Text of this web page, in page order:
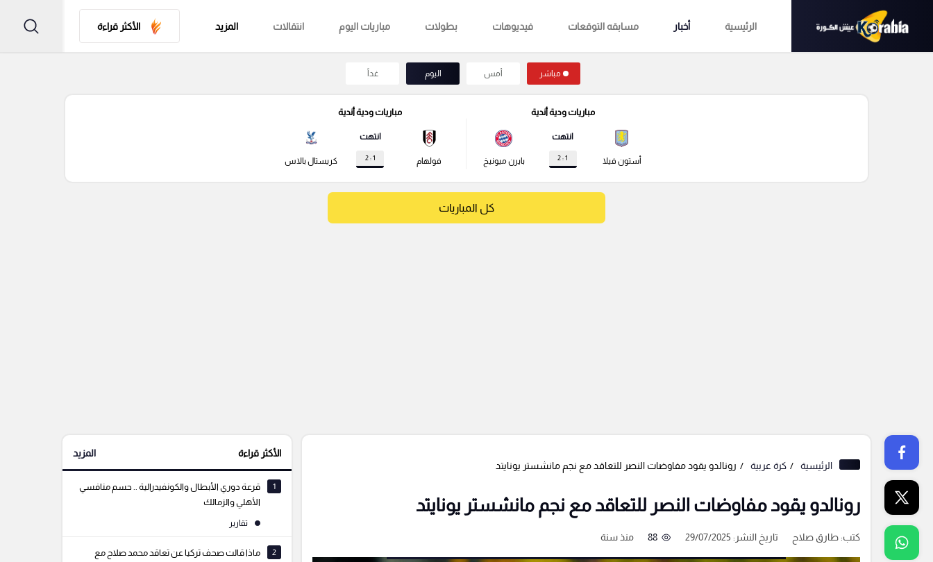
الرئيسية أخبار مسابقه التوقعات فيديوهات بطولات مباريات اليوم انتقالات المزيد الأكثر قراءة
مباشر أمس اليوم غداً
مباريات ودية أندية
أستون فيلا
انتهت
1 : 2 بايرن ميونيخ
مباريات ودية أندية
فولهام
انتهت
1 : 2 كريستال بالاس
كل المباريات
الرئيسية كرة عربية رونالدو يقود مفاوضات النصر للتعاقد مع نجم مانشستر يونايتد
رونالدو يقود مفاوضات النصر للتعاقد مع نجم مانشستر يونايتد
كتب:طارق صلاح تاريخ النشر: 29/07/2025 88 منذ سنة
الأكثر قراءة المزيد
1
قرعة دوري الأبطال والكونفيدرالية .. حسم منافسي
الأهلي والزمالك
تقارير
2
ماذا قالت صحف تركيا عن تعاقد محمد صلاح مع